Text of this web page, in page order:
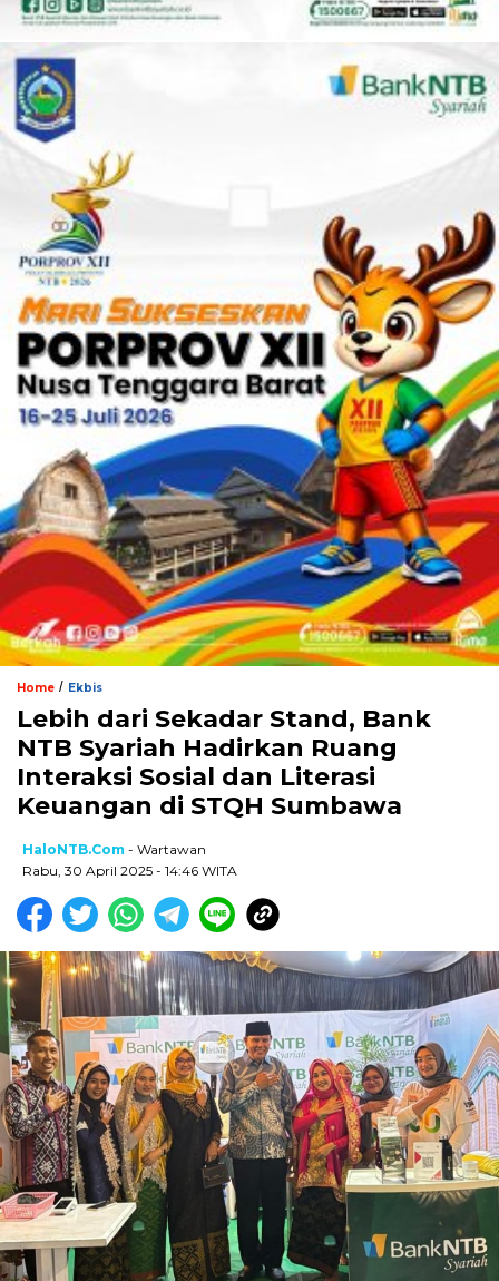
Home / Ekbis
Lebih dari Sekadar Stand, Bank
NTB Syariah Hadirkan Ruang
Interaksi Sosial dan Literasi
Keuangan di STQH Sumbawa
HaloNTB.com - Wartawan
Rabu, 30 April 2025 - 14:46 WITA